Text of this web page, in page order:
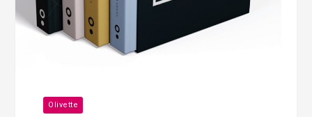
Olivette